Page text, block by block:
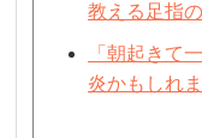
教える足指
「朝起きて
炎かもしれ